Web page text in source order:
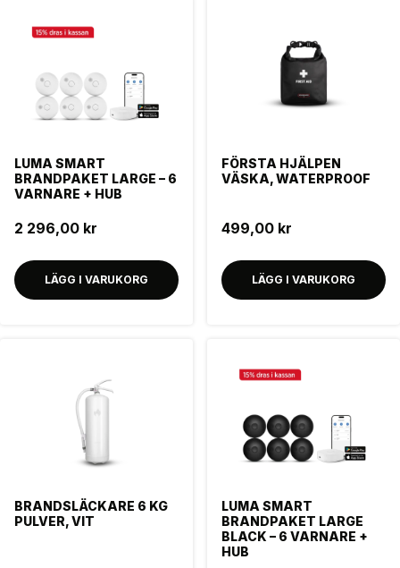
LUMA SMART
BRANDPAKET LARGE – 6
VARNARE + HUB
2 296,00 kr
LÄGG I VARUKORG
FÖRSTA HJÄLPEN
VÄSKA, WATERPROOF
499,00 kr
LÄGG I VARUKORG
BRANDSLÄCKARE 6 KG
PULVER, VIT
LUMA SMART
BRANDPAKET LARGE
BLACK – 6 VARNARE +
HUB